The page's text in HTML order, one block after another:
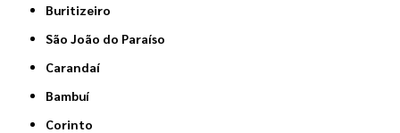
Buritizeiro
São João do Paraíso
Carandaí
Bambuí
Corinto